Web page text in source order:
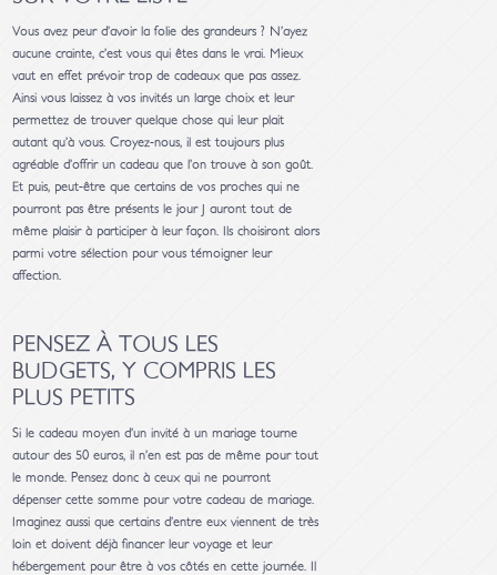
Vous avez peur d’avoir la folie des grandeurs ? N’ayez
aucune crainte, c’est vous qui êtes dans le vrai. Mieux
vaut en effet prévoir trop de cadeaux que pas assez.
Ainsi vous laissez à vos invités un large choix et leur
permettez de trouver quelque chose qui leur plait
autant qu’à vous. Croyez-nous, il est toujours plus
agréable d’offrir un cadeau que l’on trouve à son goût.
Et puis, peut-être que certains de vos proches qui ne
pourront pas être présents le jour J auront tout de
même plaisir à participer à leur façon. Ils choisiront alors
parmi votre sélection pour vous témoigner leur
affection.
PENSEZ À TOUS LES
BUDGETS, Y COMPRIS LES
PLUS PETITS
Si le cadeau moyen d’un invité à un mariage tourne
autour des 50 euros, il n’en est pas de même pour tout
le monde. Pensez donc à ceux qui ne pourront
dépenser cette somme pour votre cadeau de mariage.
Imaginez aussi que certains d’entre eux viennent de très
loin et doivent déjà financer leur voyage et leur
hébergement pour être à vos côtés en cette journée. Il